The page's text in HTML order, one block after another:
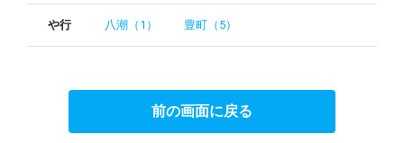
や行 八潮（1） 豊町（5）
前の画面に戻る